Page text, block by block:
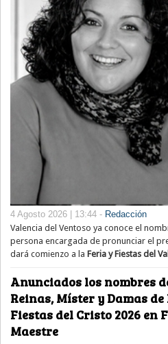
4 Agosto 2026 | 13:44 - Redacción
Valencia del Ventoso ya conoce el
persona encargada de pronunciar el
dará comienzo a la Feria y Fiestas del
Anunciados los nombres
Reinas, Míster y Damas de
Fiestas del Cristo 2026 en
Maestre